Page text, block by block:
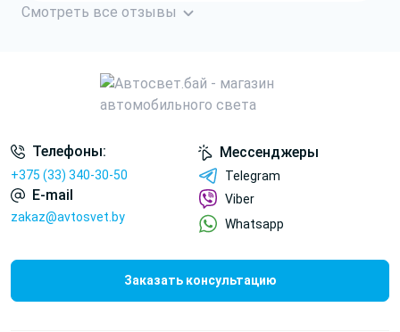
Смотреть все отзывы
Телефоны:
+375 (33) 340-30-50
E-mail
zakaz@avtosvet.by
Мессенджеры
Telegram
Viber
Whatsapp
Заказать консультацию